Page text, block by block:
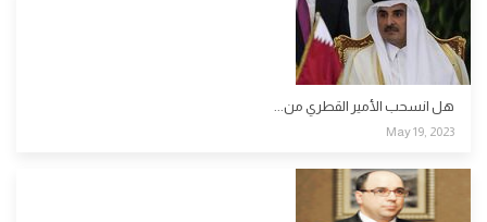
هل انسحب الأمير القطري من...
May 19, 2023